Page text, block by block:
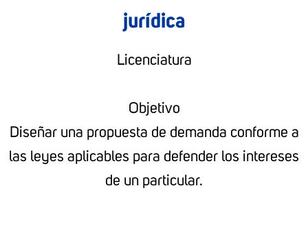
jurídica
Licenciatura
Objetivo
Diseñar una propuesta de demanda conforme a
las leyes aplicables para defender los intereses
de un particular.